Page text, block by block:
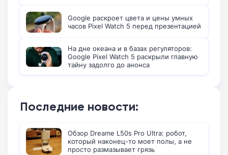
Google раскроет цвета и цены умных
часов Pixel Watch 5 перед презентацией
На дне океана и в базах регуляторов:
Google Pixel Watch 5 раскрыли главную
тайну задолго до анонса
Последние новости:
Обзор Dreame L50s Pro Ultra: робот,
который наконец-то моет полы, а не
просто размазывает грязь